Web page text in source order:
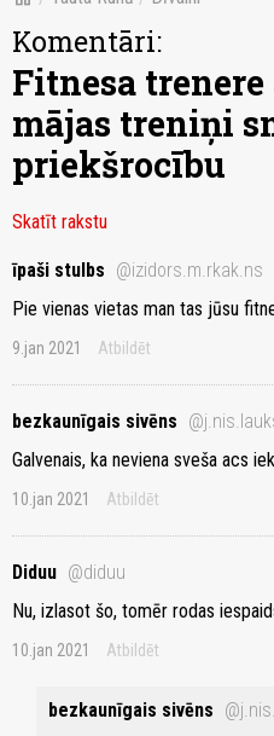
Komentāri:
Fitnesa
mājas treniņi
priekšrocību
Skatīt rakstu
īpaši stulbs @izidors.m.rkak.ns
Pie vienas vietas man tas jūsu
9.jan 2021 Atbildēt
bezkaunīgais sivēns
Galvenais, ka neviena sveša acs
10.jan 2021 Atbildēt
Diduu @diduu
Nu, izlasot šo, tomēr rodas
10.jan 2021 Atbildēt
bezkaunīgais sivēns